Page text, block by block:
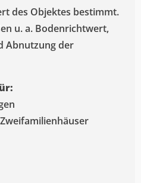
des Objektes bestimmt.
u. a. Bodenrichtwert,
Abnutzung der